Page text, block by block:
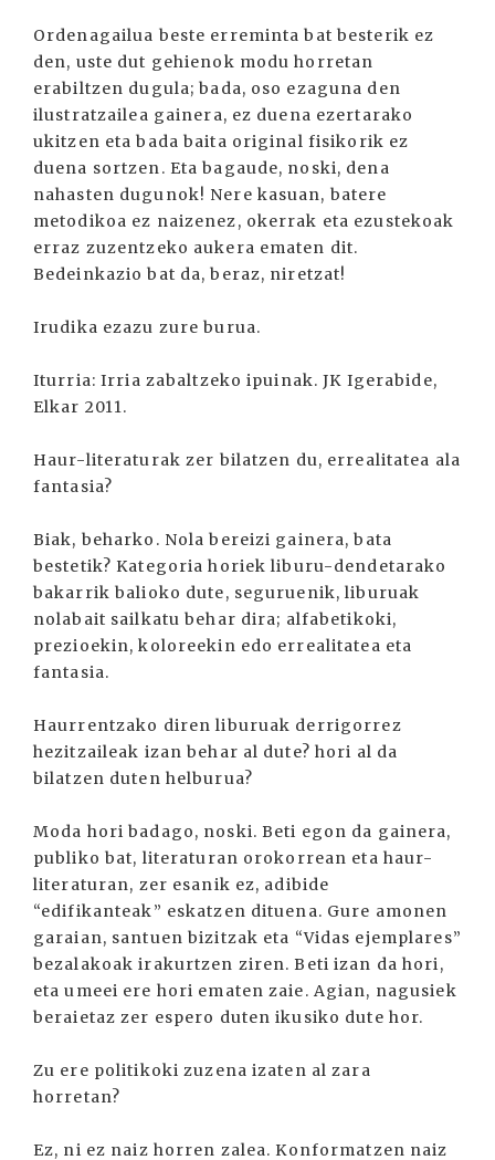
Ordenagailua beste erreminta bat besterik ez
den, uste dut gehienok modu horretan
erabiltzen dugula; bada, oso ezaguna den
ilustratzailea gainera, ez duena ezertarako
ukitzen eta bada baita original fisikorik ez
duena sortzen. Eta bagaude, noski, dena
nahasten dugunok! Nere kasuan, batere
metodikoa ez naizenez, okerrak eta ezustekoak
erraz zuzentzeko aukera ematen dit.
Bedeinkazio bat da, beraz, niretzat!
Irudika ezazu zure burua.
Iturria: Irria zabaltzeko ipuinak. JK Igerabide,
Elkar 2011.
Haur-literaturak zer bilatzen du, errealitatea ala
fantasia?
Biak, beharko. Nola bereizi gainera, bata
bestetik? Kategoria horiek liburu-dendetarako
bakarrik balioko dute, seguruenik, liburuak
nolabait sailkatu behar dira; alfabetikoki,
prezioekin, koloreekin edo errealitatea eta
fantasia.
Haurrentzako diren liburuak derrigorrez
hezitzaileak izan behar al dute? hori al da
bilatzen duten helburua?
Moda hori badago, noski. Beti egon da gainera,
publiko bat, literaturan orokorrean eta haur-
literaturan, zer esanik ez, adibide
“edifikanteak” eskatzen dituena. Gure amonen
garaian, santuen bizitzak eta “Vidas ejemplares”
bezalakoak irakurtzen ziren. Beti izan da hori,
eta umeei ere hori ematen zaie. Agian, nagusiek
beraietaz zer espero duten ikusiko dute hor.
Zu ere politikoki zuzena izaten al zara
horretan?
Ez, ni ez naiz horren zalea. Konformatzen naiz